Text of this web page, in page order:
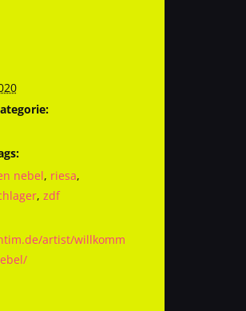
nebel, riesa,
, zdf
artist/willkomm